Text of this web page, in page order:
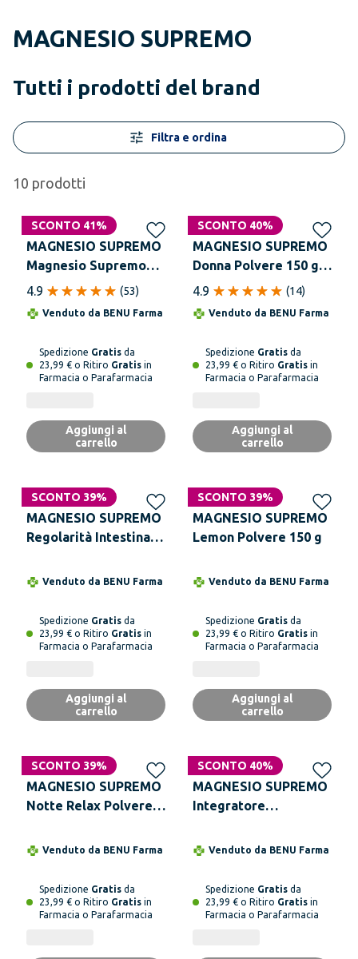
MAGNESIO SUPREMO
Tutti i prodotti del brand
Filtra e ordina
10 prodotti
SCONTO 41%
MAGNESIO SUPREMO
Magnesio Supremo
Polvere 300g
4.9 (53)
Venduto da BENU Farma
Spedizione Gratis da
23,99 € o Ritiro Gratis in
Farmacia o Parafarmacia
Aggiungi al
carrello
SCONTO 40%
MAGNESIO SUPREMO
Donna Polvere 150 g -
Aroma Lampone
4.9 (14)
Venduto da BENU Farma
Spedizione Gratis da
23,99 € o Ritiro Gratis in
Farmacia o Parafarmacia
Aggiungi al
carrello
SCONTO 39%
MAGNESIO SUPREMO
Regolarità Intestinale
Venduto da BENU Farma
Spedizione Gratis da
23,99 € o Ritiro Gratis in
Farmacia o Parafarmacia
Aggiungi al
carrello
SCONTO 39%
MAGNESIO SUPREMO
Lemon Polvere 150 g
Venduto da BENU Farma
Spedizione Gratis da
23,99 € o Ritiro Gratis in
Farmacia o Parafarmacia
Aggiungi al
carrello
SCONTO 39%
MAGNESIO SUPREMO
Notte Relax Polvere
Venduto da BENU Farma
Spedizione Gratis da
23,99 € o Ritiro Gratis in
Farmacia o Parafarmacia
SCONTO 40%
MAGNESIO SUPREMO
Integratore
Venduto da BENU Farma
Spedizione Gratis da
23,99 € o Ritiro Gratis in
Farmacia o Parafarmacia